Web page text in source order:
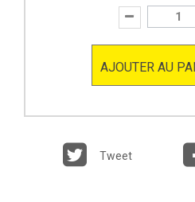
AJOUTER AU
Tweet